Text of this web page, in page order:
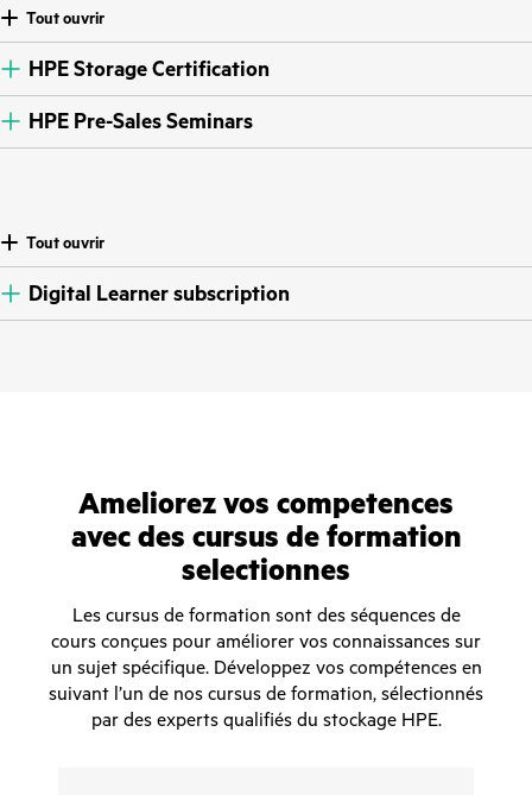
Tout ouvrir
HPE Storage Certification
HPE Pre-Sales Seminars
Tout ouvrir
Digital Learner subscription
Ameliorez vos competences
avec des cursus de formation
selectionnes
Les cursus de formation sont des séquences de
cours conçues pour améliorer vos connaissances sur
un sujet spécifique. Développez vos compétences en
suivant l’un de nos cursus de formation, sélectionnés
par des experts qualifiés du stockage HPE.